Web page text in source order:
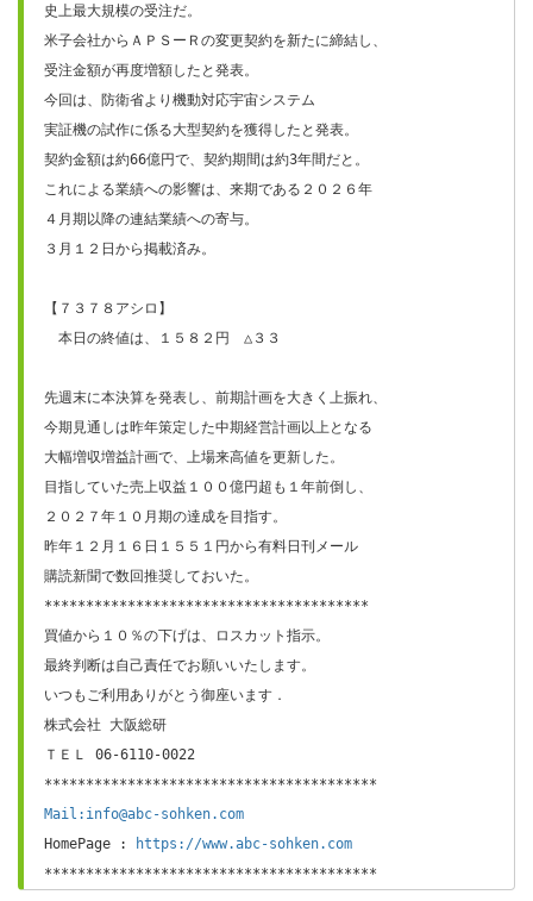
史上最大規模の受注だ。
米子会社からＡＰＳーＲの変更契約を新たに締結し、
受注金額が再度増額したと発表。
今回は、防衛省より機動対応宇宙システム
実証機の試作に係る大型契約を獲得したと発表。
契約金額は約66億円で、契約期間は約3年間だと。
これによる業績への影響は、来期である２０２６年
４月期以降の連結業績への寄与。
３月１２日から掲載済み。
【７３７８アシロ】
本日の終値は、１５８２円　△３３
先週末に本決算を発表し、前期計画を大きく上振れ、
今期見通しは昨年策定した中期経営計画以上となる
大幅増収増益計画で、上場来高値を更新した。
目指していた売上収益１００億円超も１年前倒し、
２０２７年１０月期の達成を目指す。
昨年１２月１６日１５５１円から有料日刊メール
購読新聞で数回推奨しておいた。
***************************************
買値から１０％の下げは、ロスカット指示。
最終判断は自己責任でお願いいたします。
いつもご利用ありがとう御座います．
株式会社 大阪総研
ＴＥＬ 06-6110-0022
Mail:info@abc-sohken.com
HomePage :
https://www.abc-sohken.com
****************************************